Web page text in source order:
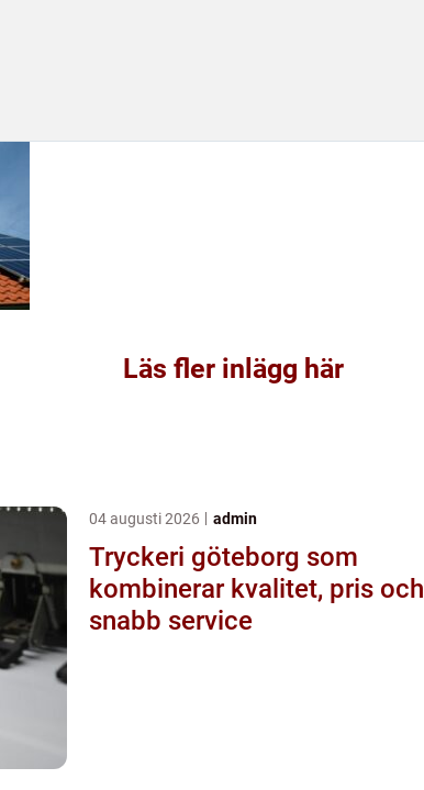
Läs fler inlägg här
04 augusti 2026 admin
Tryckeri göteborg som
kombinerar kvalitet, pris och
snabb service